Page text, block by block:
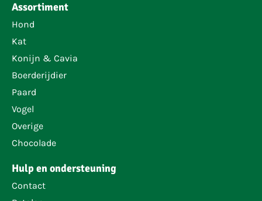
Assortiment
Hond
Kat
Konijn & Cavia
Boerderijdier
Paard
Vogel
Overige
Chocolade
Hulp en ondersteuning
Contact